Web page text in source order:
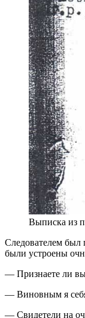
Выписка из
Следователем был
были устроены
— Признаете ли вы
— Виновным я себя
— Свидетели на